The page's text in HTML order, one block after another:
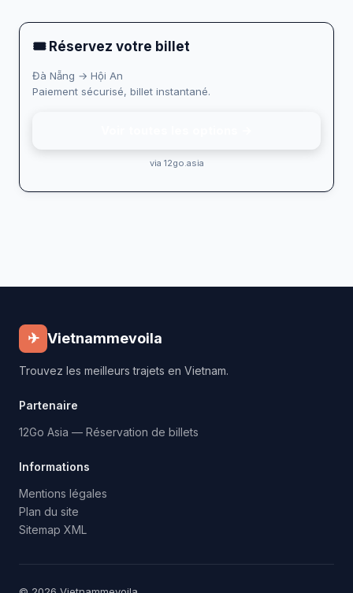
🎟 Réservez votre billet
Đà Nẵng → Hội An
Paiement sécurisé, billet instantané.
via 12go.asia
✈ Vietnammevoila
Trouvez les meilleurs trajets en Vietnam.
Partenaire
12Go Asia — Réservation de billets
Informations
Mentions légales
Plan du site
Sitemap XML